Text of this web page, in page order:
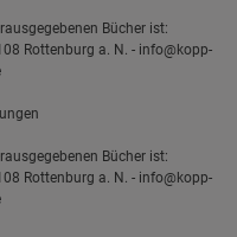
Bücher ist:
Rottenburg a. N. - info@kopp-
Bücher ist:
Rottenburg a. N. - info@kopp-